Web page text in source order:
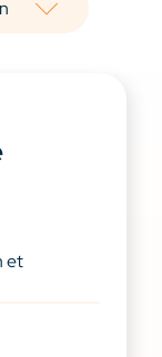
et